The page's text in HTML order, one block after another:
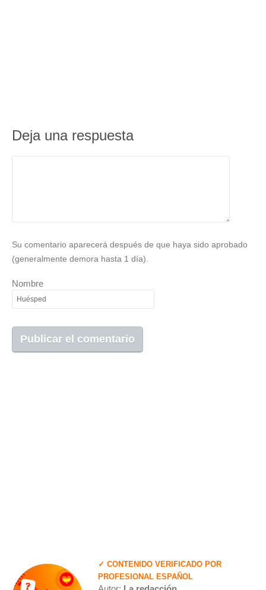
Deja una respuesta
Su comentario aparecerá después de que haya sido aprobado
(generalmente demora hasta 1 día).
Nombre
✓ CONTENIDO VERIFICADO POR
PROFESIONAL ESPAÑOL